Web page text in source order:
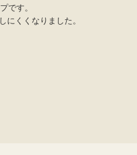
です。
にくくなりました。